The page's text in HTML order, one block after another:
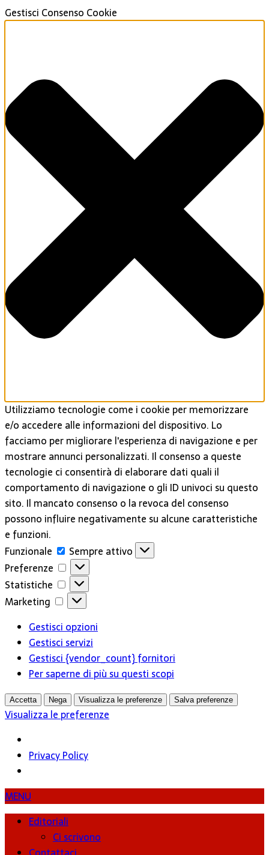
Gestisci Consenso Cookie
Utilizziamo tecnologie come i cookie per memorizzare
e/o accedere alle informazioni del dispositivo. Lo
facciamo per migliorare l'esperienza di navigazione e per
mostrare annunci personalizzati. Il consenso a queste
tecnologie ci consentirà di elaborare dati quali il
comportamento di navigazione o gli ID univoci su questo
sito. Il mancato consenso o la revoca del consenso
possono influire negativamente su alcune caratteristiche
e funzioni.
Funzionale
Funzionale
Sempre attivo
Preferenze
Preferenze
Statistiche
Statistiche
Marketing
Marketing
Gestisci opzioni
Gestisci servizi
Gestisci {vendor_count} fornitori
Per saperne di più su questi scopi
Accetta Nega Visualizza le preferenze Salva preferenze
Visualizza le preferenze
Privacy Policy
MENU
Editoriali
Ci scrivono